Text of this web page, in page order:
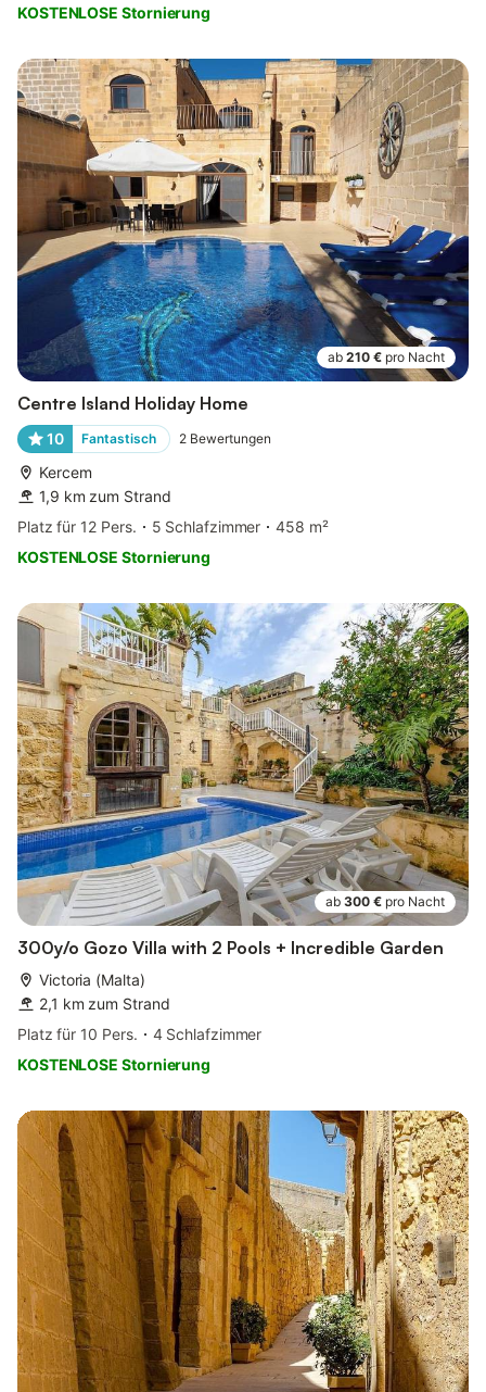
KOSTENLOSE Stornierung
ab 210 € pro Nacht
Centre Island Holiday Home
10 Fantastisch 2 Bewertungen
Kercem
1,9 km zum Strand
Platz für 12 Pers.
5 Schlafzimmer
458 m²
KOSTENLOSE Stornierung
ab 300 € pro Nacht
300y/o Gozo Villa with 2 Pools + Incredible Garden
Victoria (Malta)
2,1 km zum Strand
Platz für 10 Pers.
4 Schlafzimmer
KOSTENLOSE Stornierung